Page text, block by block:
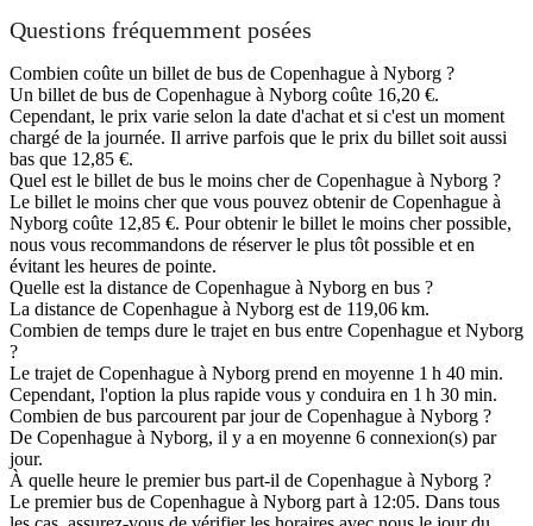
Questions fréquemment posées
Combien coûte un billet de bus de Copenhague à Nyborg ?
Un billet de bus de Copenhague à Nyborg coûte 16,20 €.
Cependant, le prix varie selon la date d'achat et si c'est un moment
chargé de la journée. Il arrive parfois que le prix du billet soit aussi
bas que 12,85 €.
Quel est le billet de bus le moins cher de Copenhague à Nyborg ?
Le billet le moins cher que vous pouvez obtenir de Copenhague à
Nyborg coûte 12,85 €. Pour obtenir le billet le moins cher possible,
nous vous recommandons de réserver le plus tôt possible et en
évitant les heures de pointe.
Quelle est la distance de Copenhague à Nyborg en bus ?
La distance de Copenhague à Nyborg est de 119,06 km.
Combien de temps dure le trajet en bus entre Copenhague et Nyborg
?
Le trajet de Copenhague à Nyborg prend en moyenne 1 h 40 min.
Cependant, l'option la plus rapide vous y conduira en 1 h 30 min.
Combien de bus parcourent par jour de Copenhague à Nyborg ?
De Copenhague à Nyborg, il y a en moyenne 6 connexion(s) par
jour.
À quelle heure le premier bus part-il de Copenhague à Nyborg ?
Le premier bus de Copenhague à Nyborg part à 12:05. Dans tous